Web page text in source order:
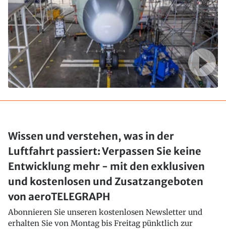
Wissen und verstehen, was in der
Luftfahrt passiert: Verpassen Sie keine
Entwicklung mehr - mit den exklusiven
und kostenlosen und Zusatzangeboten
von aeroTELEGRAPH
Abonnieren Sie unseren kostenlosen Newsletter und
erhalten Sie von Montag bis Freitag pünktlich zur